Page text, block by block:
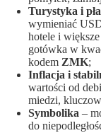
Turystyka i
wymieniać
hotele i
gotówka w
kodem ZMK;
Inflacja i
wartości od
miedzi,
Symbolika –
do